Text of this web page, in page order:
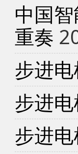
中国
重奏
步进
步进
步进